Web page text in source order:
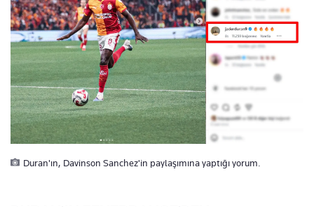
Duran'ın, Davinson Sanchez'in paylaşımına yaptığı yorum.